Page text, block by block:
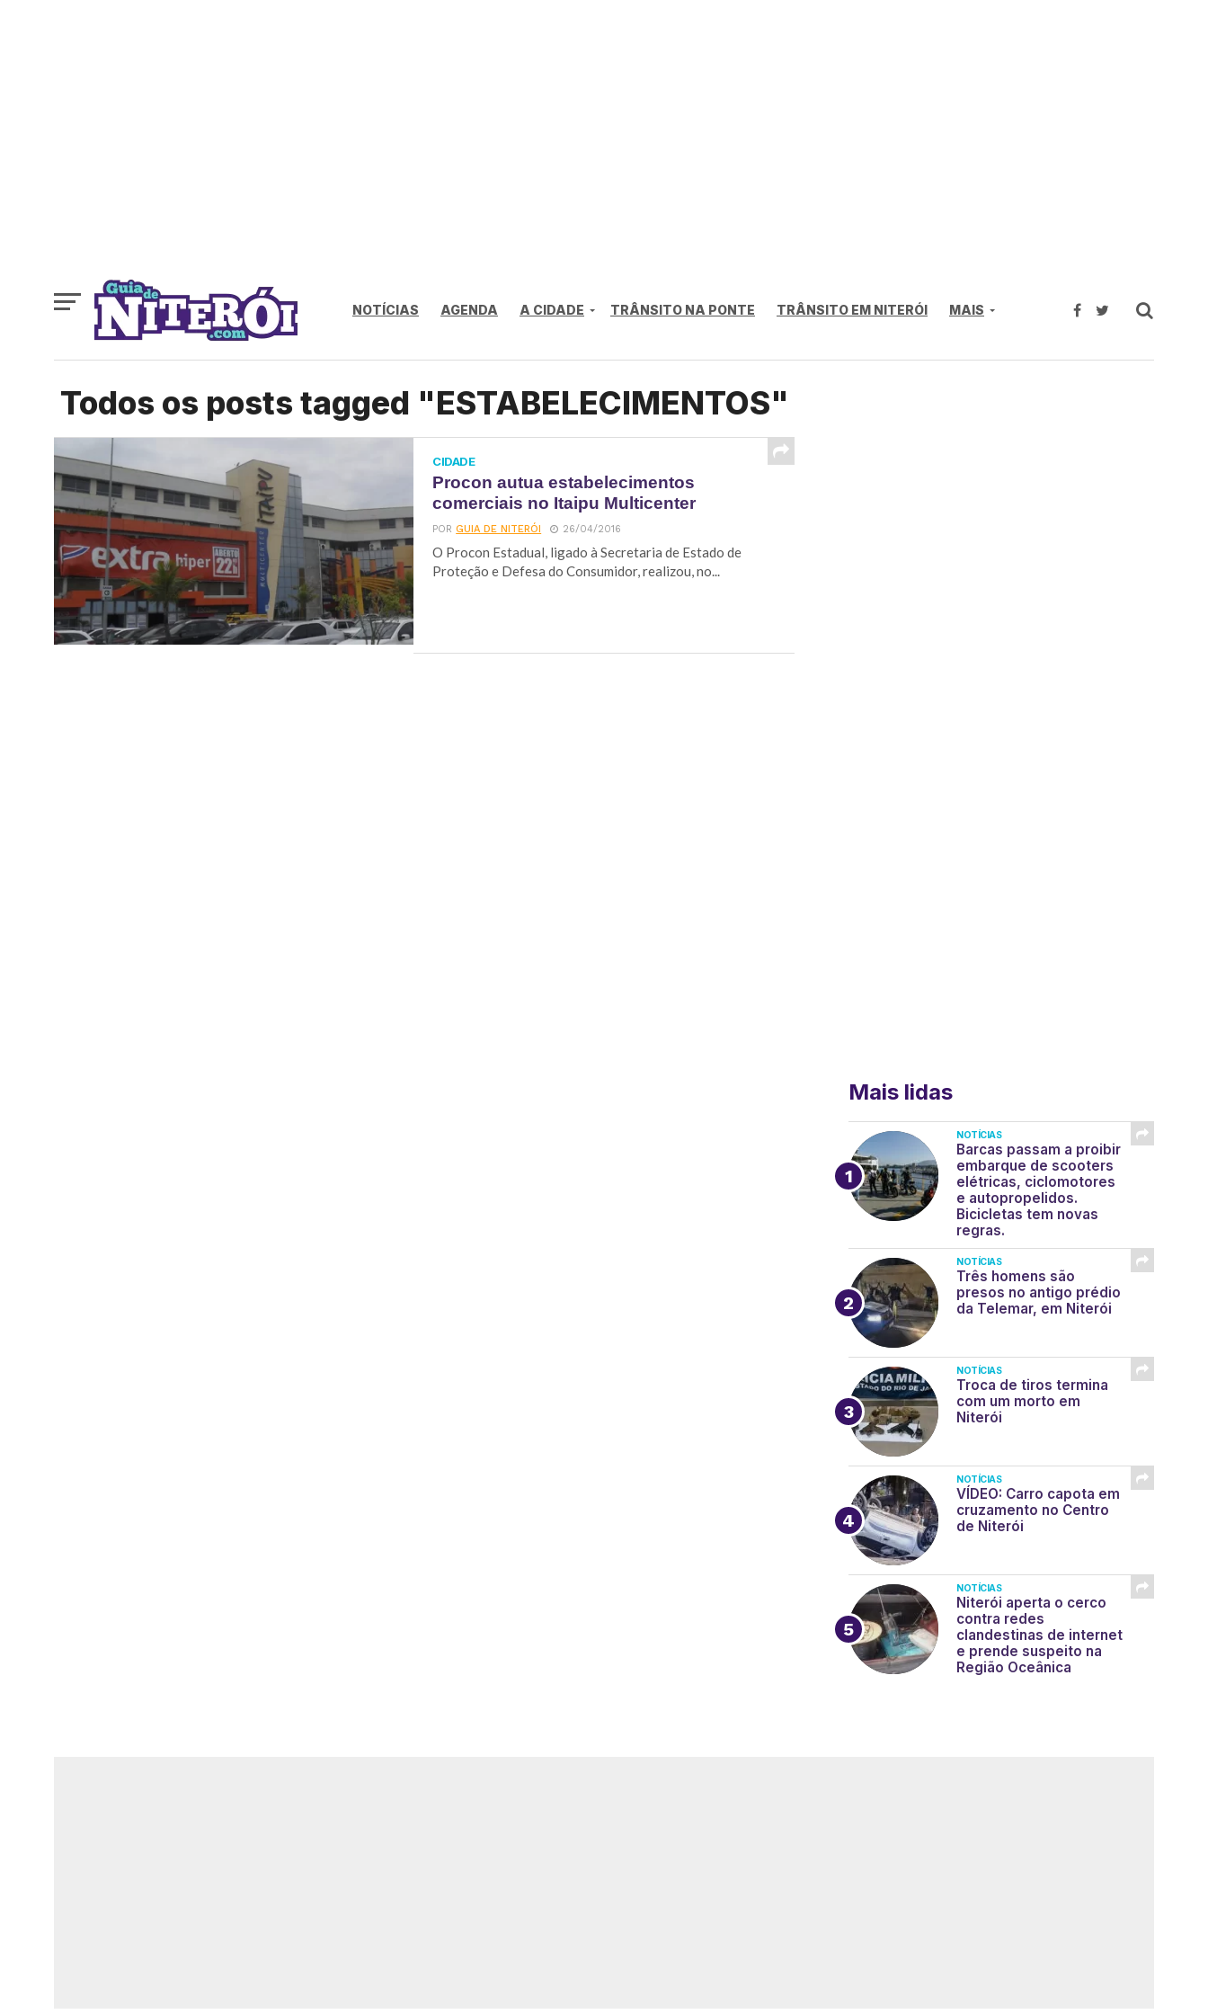
NOTÍCIAS AGENDA A CIDADE TRÂNSITO NA PONTE TRÂNSITO EM NITERÓI MAIS
Todos os posts tagged "ESTABELECIMENTOS"
CIDADE
Procon autua estabelecimentos
comerciais no Itaipu Multicenter
PORGUIA DE NITERÓI 26/04/2016
O Procon Estadual, ligado à Secretaria de Estado de
Proteção e Defesa do Consumidor, realizou, no...
Mais lidas
NOTÍCIAS
Barcas passam a proibir
embarque de scooters
elétricas, ciclomotores
e autopropelidos.
Bicicletas tem novas
regras.
NOTÍCIAS
Três homens são
presos no antigo prédio
da Telemar, em Niterói
NOTÍCIAS
Troca de tiros termina
com um morto em
Niterói
NOTÍCIAS
VÍDEO: Carro capota em
cruzamento no Centro
de Niterói
NOTÍCIAS
Niterói aperta o cerco
contra redes
clandestinas de internet
e prende suspeito na
Região Oceânica